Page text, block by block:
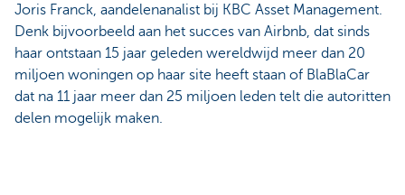
Joris Franck, aandelenanalist bij KBC Asset Management.
Denk bijvoorbeeld aan het succes van Airbnb, dat sinds
haar ontstaan 15 jaar geleden wereldwijd meer dan 20
miljoen woningen op haar site heeft staan of BlaBlaCar
dat na 11 jaar meer dan 25 miljoen leden telt die autoritten
delen mogelijk maken.